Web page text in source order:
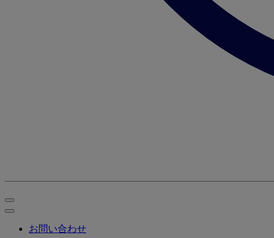
お問い合わせ